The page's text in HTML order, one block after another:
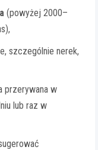
(powyżej 2000–
szczególnie nerek,
przerywana w
lub raz w